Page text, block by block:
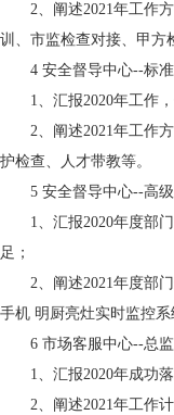
2、阐述2021年工作
训、市监检查对接、甲方
4 安全督导中心--标
1、汇报2020年工作
2、阐述2021年工作
护检查、人才带教等。
5 安全督导中心--高
1、汇报2020年度部
足；
2、阐述2021年度部
手机 明厨亮灶实时监控系
6 市场客服中心--总监
1、汇报2020年成功
2、阐述2021年工作